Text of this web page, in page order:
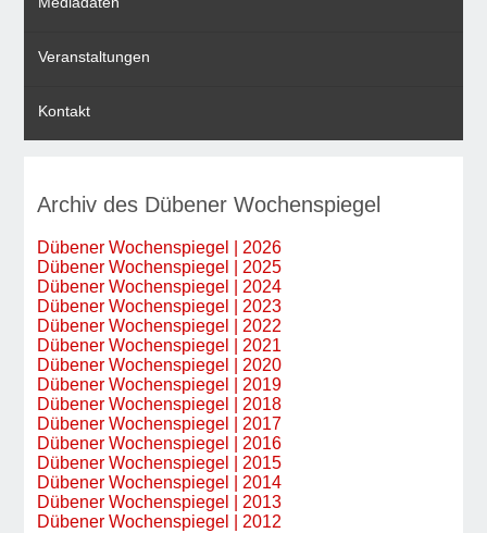
Veranstaltungen
Kontakt
Archiv des Dübener Wochenspiegel
Dübener Wochenspiegel | 2026
Dübener Wochenspiegel | 2025
Dübener Wochenspiegel | 2024
Dübener Wochenspiegel | 2023
Dübener Wochenspiegel | 2022
Dübener Wochenspiegel | 2021
Dübener Wochenspiegel | 2020
Dübener Wochenspiegel | 2019
Dübener Wochenspiegel | 2018
Dübener Wochenspiegel | 2017
Dübener Wochenspiegel | 2016
Dübener Wochenspiegel | 2015
Dübener Wochenspiegel | 2014
Dübener Wochenspiegel | 2013
Dübener Wochenspiegel | 2012